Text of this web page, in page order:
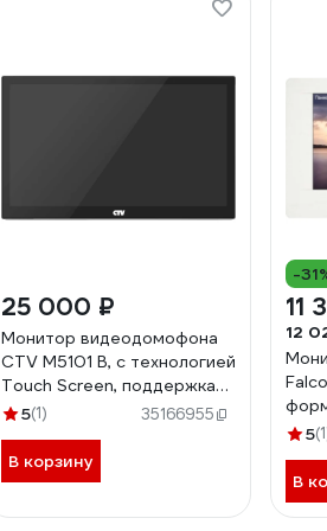
25 000 ₽
Монитор видеодомофона
CTV M5101 B, с технологией
Touch Screen, поддержка
форматов AHD, TVI, CVI и
Wi-Fi, черный 10-0001010
5(1) 35166955
В корзину
-
11
12
5
В